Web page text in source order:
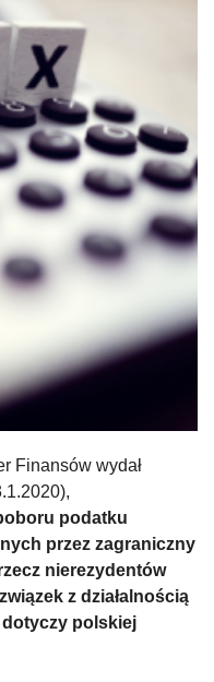
Finansów wydał
podatku
przez zagraniczny
nierezydentów
z działalnością
dotyczy polskiej